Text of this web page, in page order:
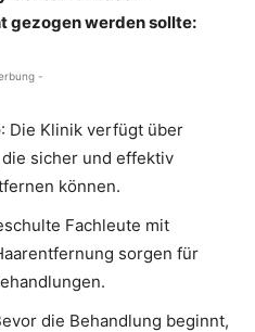
gezogen werden sollte:
-
: Die Klinik verfügt über
sicher und effektiv
können.
Fachleute mit
sorgen für
die Behandlung beginnt,